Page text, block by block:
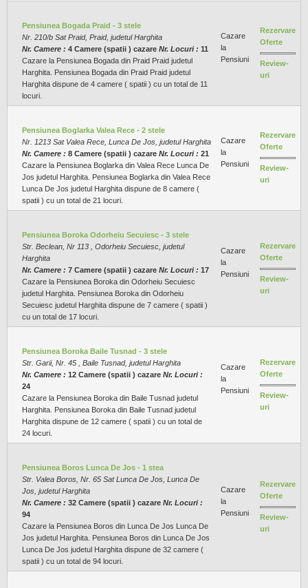
Pensiunea Bogada Praid - 3 stele
Nr. 210/b Sat Praid, Praid, judetul Harghita
Nr. Camere : 4 Camere (spatii ) cazare Nr. Locuri : 11
Cazare la Pensiunea Bogada din Praid Praid judetul
Harghita. Pensiunea Bogada din Praid Praid judetul
Harghita dispune de 4 camere ( spatii ) cu un total de 11
locuri.
Cazare
la
Pensiuni
Rezervare
Oferte
Review-
uri
Pensiunea Boglarka Valea Rece - 2 stele
Nr. 1213 Sat Valea Rece, Lunca De Jos, judetul Harghita
Nr. Camere : 8 Camere (spatii ) cazare Nr. Locuri : 21
Cazare la Pensiunea Boglarka din Valea Rece Lunca De
Jos judetul Harghita. Pensiunea Boglarka din Valea Rece
Lunca De Jos judetul Harghita dispune de 8 camere (
spatii ) cu un total de 21 locuri.
Cazare
la
Pensiuni
Rezervare
Oferte
Review-
uri
Pensiunea Boroka Odorheiu Secuiesc - 3 stele
Str. Beclean, Nr 113 , Odorheiu Secuiesc, judetul
Harghita
Nr. Camere : 7 Camere (spatii ) cazare Nr. Locuri : 17
Cazare la Pensiunea Boroka din Odorheiu Secuiesc
judetul Harghita. Pensiunea Boroka din Odorheiu
Secuiesc judetul Harghita dispune de 7 camere ( spatii )
cu un total de 17 locuri.
Cazare
la
Pensiuni
Rezervare
Oferte
Review-
uri
Pensiunea Boroka Baile Tusnad - 3 stele
Str. Garii, Nr. 45 , Baile Tusnad, judetul Harghita
Nr. Camere : 12 Camere (spatii ) cazare Nr. Locuri :
24
Cazare la Pensiunea Boroka din Baile Tusnad judetul
Harghita. Pensiunea Boroka din Baile Tusnad judetul
Harghita dispune de 12 camere ( spatii ) cu un total de
24 locuri.
Cazare
la
Pensiuni
Rezervare
Oferte
Review-
uri
Pensiunea Boros Lunca De Jos - 1 stea
Str. Valea Boros, Nr. 65 Sat Lunca De Jos, Lunca De
Jos, judetul Harghita
Nr. Camere : 32 Camere (spatii ) cazare Nr. Locuri :
94
Cazare la Pensiunea Boros din Lunca De Jos Lunca De
Jos judetul Harghita. Pensiunea Boros din Lunca De Jos
Lunca De Jos judetul Harghita dispune de 32 camere (
spatii ) cu un total de 94 locuri.
Cazare
la
Pensiuni
Rezervare
Oferte
Review-
uri